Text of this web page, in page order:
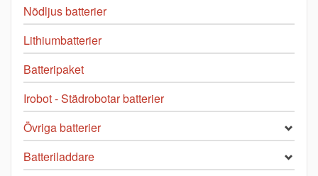
Nödljus batterier
Lithiumbatterier
Batteripaket
Irobot - Städrobotar batterier
Övriga batterier
Batteriladdare